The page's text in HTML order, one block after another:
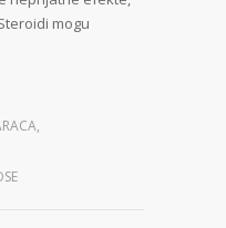
mogu
,